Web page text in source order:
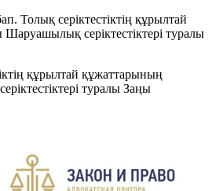
Толық серiктестiктiң құрылтай
серіктестіктері туралы
құрылтай құжаттарының
туралы Заңы